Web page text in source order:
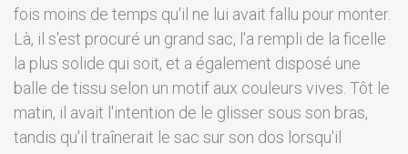
fois moins de temps qu'il ne lui avait fallu pour monter.
Là, il s'est procuré un grand sac, l'a rempli de la ficelle
la plus solide qui soit, et a également disposé une
balle de tissu selon un motif aux couleurs vives. Tôt le
matin, il avait l'intention de le glisser sous son bras,
tandis qu'il traînerait le sac sur son dos lorsqu'il